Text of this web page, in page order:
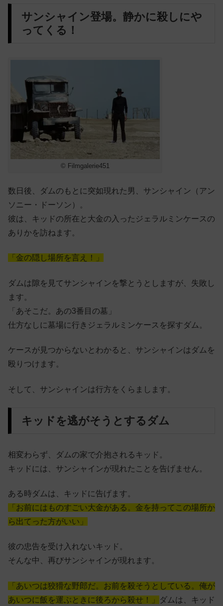
サンシャイン登場。静かに殺しにや
ってくる！
© Filmgalerie451
数日後、ダムのもとに突如現れた男、サンシャイン（アン
ソニー・ドーソン）。
彼は、キッドの所在と大金の入ったジェラルミンケースの
ありかを訪ねます。
「金の隠し場所を言え！」
ダムは隙を見てサンシャインを撃とうとしますが、失敗し
ます。
「あそこだ。あの3番目の墓」
仕方なしに墓場に行きジェラルミンケースを探すダム。
ケースが見つからないとわかると、サンシャインはダムを
殴りつけます。
そして、サンシャインは行方をくらまします。
キッドを逃がそうとするダム
相変わらず、ダムの家で介抱されるキッド。
キッドには、サンシャインが現れたことを告げません。
ある時ダムは、キッドに告げます。
「お前にはものすごい大金がある。金を持ってこの場所か
ら出てった方がいい」
彼の忠告を受け入れないキッド。
そんな中、再びサンシャインが現れます。
「あいつは狡猾な野郎だ。お前を殺そうとしている。俺が
あいつに飯を運ぶときに後ろから殺せ！」
ダムは、キッド